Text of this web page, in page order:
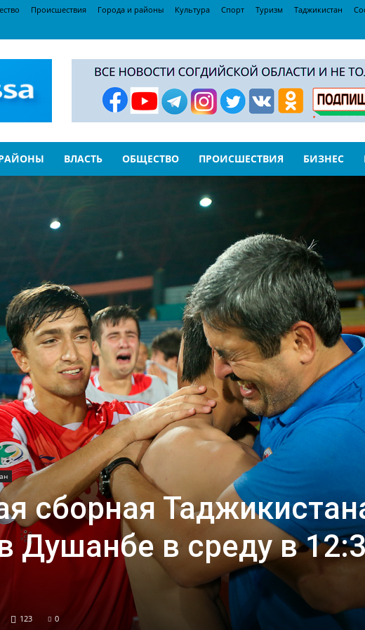
Происшествия Города и районы Культура Спорт Туризм Таджикистан
ВЛАСТЬ ОБЩЕСТВО ПРОИСШЕСТВИЯ БИЗНЕС
сборная
Душанбе в среду в
123 0